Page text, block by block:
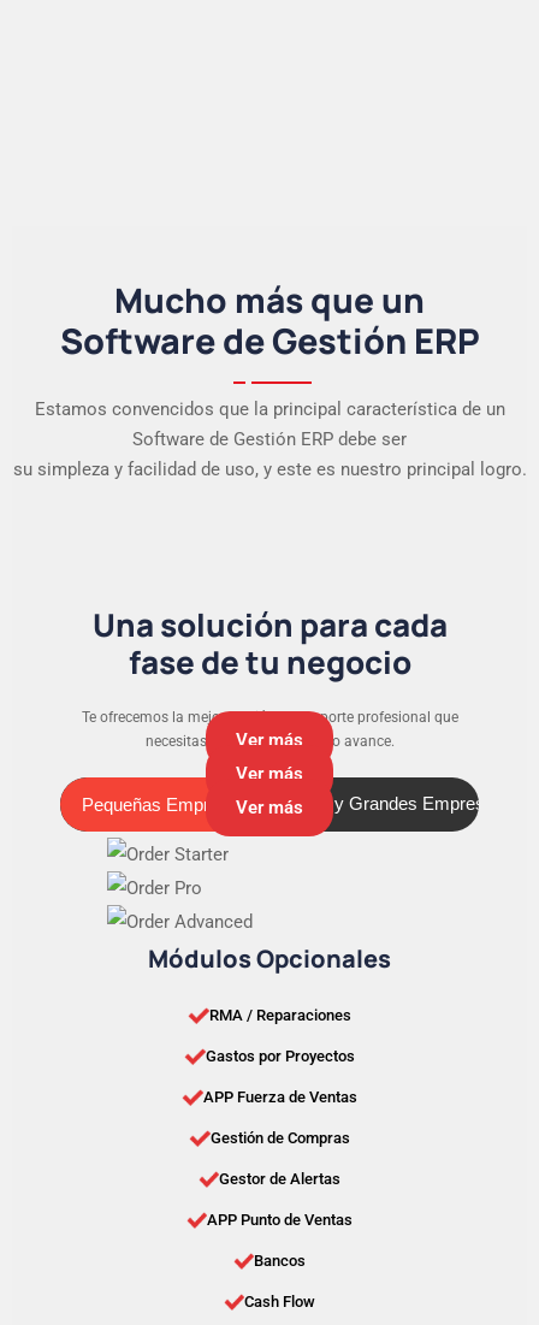
Mucho más que un
Software de Gestión ERP
Estamos convencidos que la principal característica de un
Software de Gestión ERP debe ser
su simpleza y facilidad de uso, y este es nuestro principal logro.
Una solución para cada
fase de tu negocio
Te ofrecemos la mejor versión y el soporte profesional que
necesitas para que tu negocio avance.
Pequeñas Empresas
Pequeñas Empresas Medianas y Grandes Empresas
Ver más
Ver más
Ver más
Módulos Opcionales
RMA / Reparaciones
Gastos por Proyectos
APP Fuerza de Ventas
Gestión de Compras
Gestor de Alertas
APP Punto de Ventas
Bancos
Cash Flow